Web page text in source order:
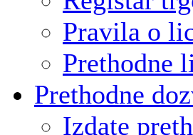
Pravila o
Prethodne
Prethodne
Izdate